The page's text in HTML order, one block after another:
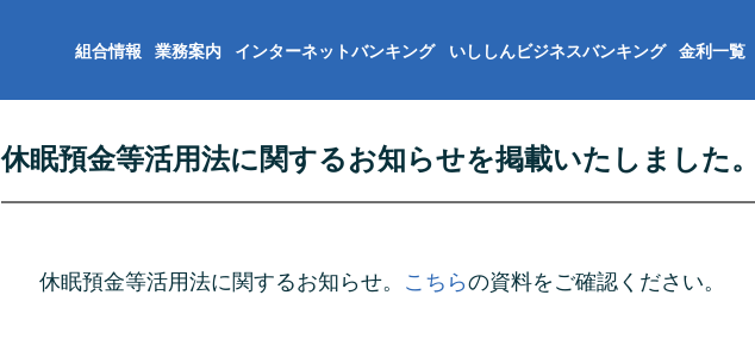
組合情報 業務案内 インターネットバンキング いししんビジネスバンキング 金利一覧
休眠預金等活用法に関するお知らせを掲載いたしました。
休眠預金等活用法に関するお知らせ。 こちらの資料をご確認ください。